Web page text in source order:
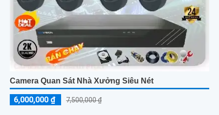
Camera Quan Sát Nhà Xưởng Siêu Nét
6,000,000 ₫ 7,500,000 ₫